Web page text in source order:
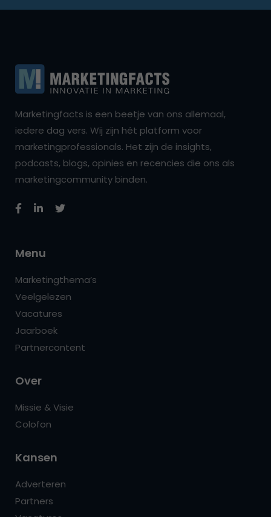
Marketingfacts is een beetje van ons allemaal,
iedere dag vers. Wij zijn hét platform voor
marketingprofessionals. Het zijn de insights,
podcasts, blogs, opinies en recencies die ons als
marketingcommunity binden.
Menu
Marketingthema’s
Veelgelezen
Vacatures
Jaarboek
Partnercontent
Over
Missie & Visie
Colofon
Kansen
Adverteren
Partners